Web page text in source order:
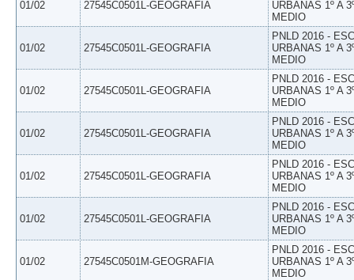
01/02 27545C0501L-GEOGRAFIA
URBANAS 1º A
MEDIO
01/02 27545C0501L-GEOGRAFIA
PNLD 2016 -
URBANAS 1º A
MEDIO
01/02 27545C0501L-GEOGRAFIA
PNLD 2016 -
URBANAS 1º A
MEDIO
01/02 27545C0501L-GEOGRAFIA
PNLD 2016 -
URBANAS 1º A
MEDIO
01/02 27545C0501L-GEOGRAFIA
PNLD 2016 -
URBANAS 1º A
MEDIO
01/02 27545C0501L-GEOGRAFIA
PNLD 2016 -
URBANAS 1º A
MEDIO
01/02 27545C0501M-GEOGRAFIA
PNLD 2016 -
URBANAS 1º A
MEDIO